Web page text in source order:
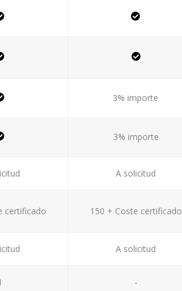
3% importe
3% importe
A solicitud
certificado 150 + Coste certificado
A solicitud
-